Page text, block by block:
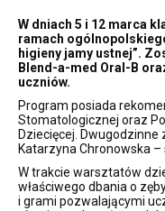
W dniach 5 i 12 marca
ramach
higieny jamy ustnej”.
Blend-a-med Oral-B
uczniów.
Program posiada
Stomatologicznej oraz
Dziecięcej. Dwugodzinne
Katarzyna Chronowska –
W trakcie warsztatów
właściwego dbania o
i grami pozwalającymi